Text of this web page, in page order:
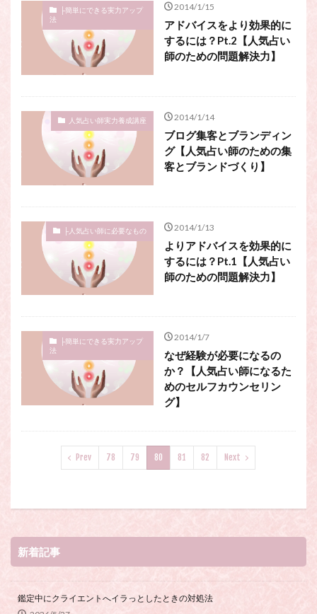
├簡単にできる実力アップ
法
2014/1/15
アドバイスをより効果的に
するには？Pt.2【人気占い
師のための問題解決力】
人気占い師実力養成講座 2014/1/14
ブログ集客とブランディン
グ【人気占い師のための集
客とブランドづくり】
├人気占い師に必要なもの 2014/1/13
よりアドバイスを効果的に
するには？Pt.1【人気占い
師のための問題解決力】
├簡単にできる実力アップ
法
2014/1/7
なぜ経験が必要になるの
か？【人気占い師になるた
めのセルフカウンセリン
グ】
Prev 78 79 80 81 82 Next
新着記事
鑑定中にクライエントへイラっとしたときの対処法